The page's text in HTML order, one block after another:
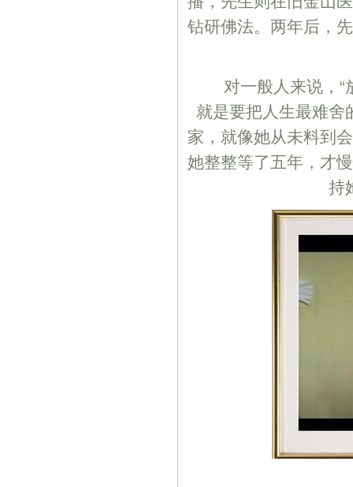
钻研佛法。两年后，
对一般人来说，“放
就是要把人生最难舍
家，就像她从未料到
她整整等了五年，才
持